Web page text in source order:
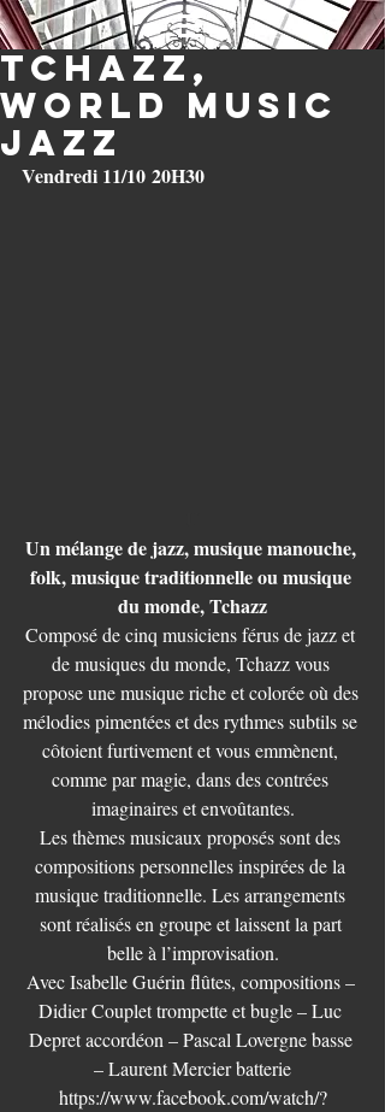
TCHAZZ,
World music
jazz
Vendredi 11/10 20H30
Un mélange de jazz, musique manouche,
folk, musique traditionnelle ou musique
du monde, Tchazz
Composé de cinq musiciens férus de jazz et
de musiques du monde, Tchazz vous
propose une musique riche et colorée où des
mélodies pimentées et des rythmes subtils se
côtoient furtivement et vous emmènent,
comme par magie, dans des contrées
imaginaires et envoûtantes.
Les thèmes musicaux proposés sont des
compositions personnelles inspirées de la
musique traditionnelle. Les arrangements
sont réalisés en groupe et laissent la part
belle à l’improvisation.
Avec Isabelle Guérin flûtes, compositions –
Didier Couplet trompette et bugle – Luc
Depret accordéon – Pascal Lovergne basse
– Laurent Mercier batterie
https://www.facebook.com/watch/?